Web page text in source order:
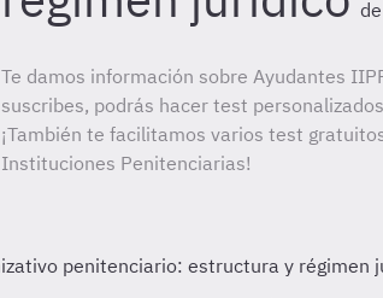
Te damos información sobre Ayudantes
suscribes, podrás hacer test
¡También te facilitamos varios test
Instituciones Penitenciarias!